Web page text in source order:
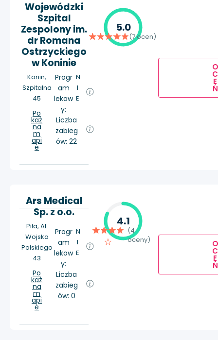
Wojewódzki
Szpital
Zespolony im.
dr Romana
Ostrzyckiego
w Koninie
Konin,
Szpitalna
45
Po
każ
na
m
api
e
Progr
am
lekow
y:
N
I
E
Liczba
zabieg
ów: 22
5.0
(7 ocen)
O
C
E
Ń
Ars Medical
Sp. z o.o.
Piła, Al.
Wojska
Polskiego
43
Po
każ
na
m
api
e
Progr
am
lekow
y:
N
I
E
Liczba
zabieg
ów: 0
4.1
(4
oceny)
O
C
E
Ń